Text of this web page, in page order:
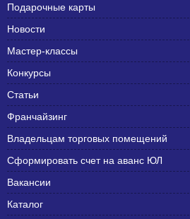
Подарочные карты
Новости
Мастер-классы
Конкурсы
Статьи
Франчайзинг
Владельцам торговых помещений
Сформировать счет на аванс ЮЛ
Вакансии
Каталог